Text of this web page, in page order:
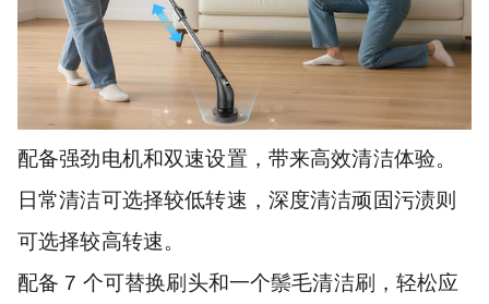
配备强劲电机和双速设置，带来高效清洁体验。
日常清洁可选择较低转速，深度清洁顽固污渍则
可选择较高转速。
配备 7 个可替换刷头和一个鬃毛清洁刷，轻松应